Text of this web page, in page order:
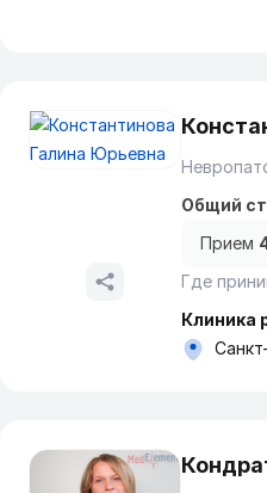
Общий
Прием
Где
Клиника